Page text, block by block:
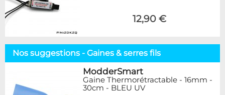
12,90 €
Nos suggestions - Gaines & serres fils
ModderSmart
Gaine Thermorétractable - 16mm -
30cm - BLEU UV